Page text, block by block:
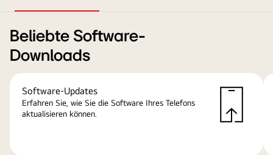
Beliebte Software-
Downloads
Software-Updates
Erfahren Sie, wie Sie die Software Ihres Telefons
aktualisieren können.